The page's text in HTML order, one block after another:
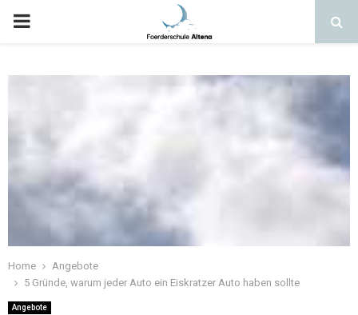
Home
Angebote
5 Gründe, warum jeder Auto ein Eiskratzer Auto haben sollte
Angebote